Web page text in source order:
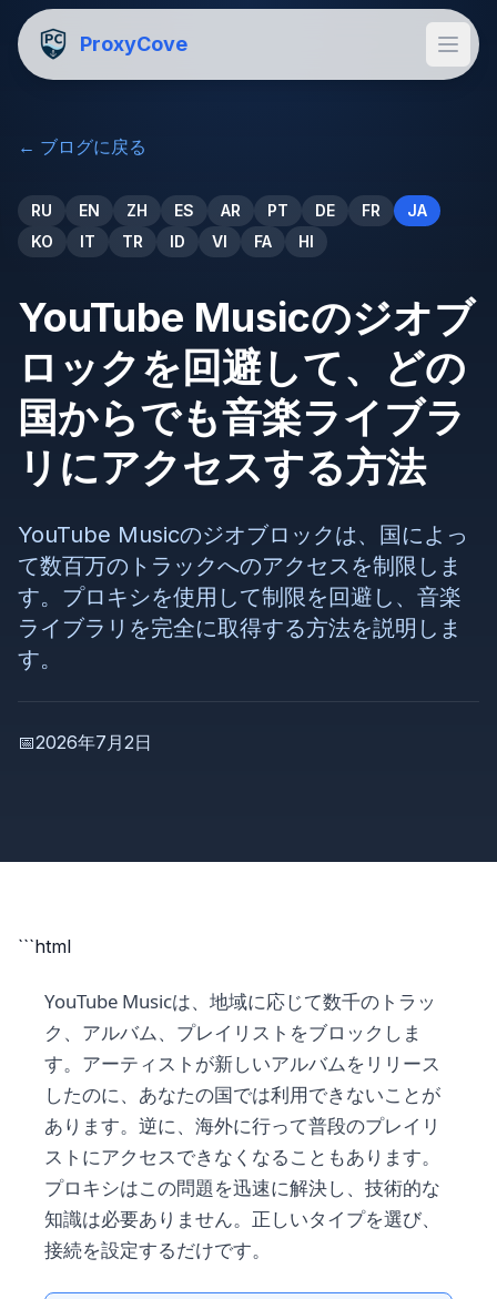
ProxyCove
← ブログに戻る
RU EN ZH ES AR PT DE FR
JA
KO
IT TR ID VI FA HI
YouTube Musicのジオブ
ロックを回避して、どの
国からでも音楽ライブラ
リにアクセスする方法
YouTube Musicのジオブロックは、国によっ
て数百万のトラックへのアクセスを制限しま
す。プロキシを使用して制限を回避し、音楽
ライブラリを完全に取得する方法を説明しま
す。
📅2026年7月2日
```html
YouTube Musicは、地域に応じて数千のトラッ
ク、アルバム、プレイリストをブロックしま
す。アーティストが新しいアルバムをリリース
したのに、あなたの国では利用できないことが
あります。逆に、海外に行って普段のプレイリ
ストにアクセスできなくなることもあります。
プロキシはこの問題を迅速に解決し、技術的な
知識は必要ありません。正しいタイプを選び、
接続を設定するだけです。